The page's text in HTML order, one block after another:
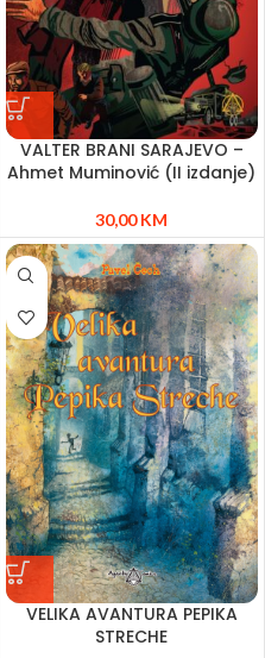
VALTER BRANI SARAJEVO –
Ahmet Muminović (II izdanje)
30,00KM
VELIKA AVANTURA PEPIKA
STRECHE